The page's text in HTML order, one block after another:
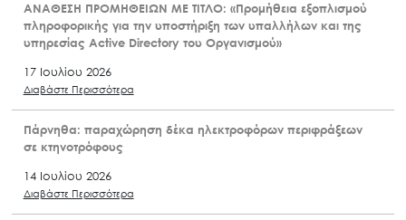
ΑΝΑΘΕΣΗ ΠΡΟΜΗΘΕΙΩΝ ΜΕ ΤΙΤΛΟ: «Προμήθεια εξοπλισμού
πληροφορικής για την υποστήριξη των υπαλλήλων και της
υπηρεσίας Active Directory του Οργανισμού»
17 Ιουλίου 2026
Διαβάστε Περισσότερα
Πάρνηθα: παραχώρηση δέκα ηλεκτροφόρων περιφράξεων
σε κτηνοτρόφους
14 Ιουλίου 2026
Διαβάστε Περισσότερα